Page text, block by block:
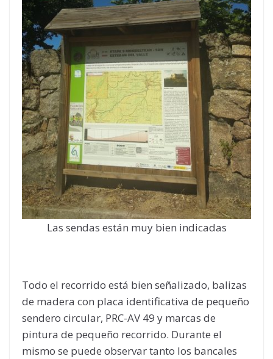
Las sendas están muy bien indicadas
Todo el recorrido está bien señalizado, balizas
de madera con placa identificativa de pequeño
sendero circular, PRC-AV 49 y marcas de
pintura de pequeño recorrido. Durante el
mismo se puede observar tanto los bancales